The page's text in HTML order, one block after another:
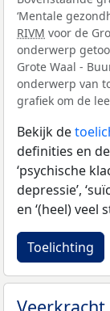
‘Mentale
RIVM voor de
onderwerp
Grote Waal -
onderwerp van
grafiek om de
Bekijk de
definities en
‘psychische
depressie’,
en ‘(heel) veel
Toelichting